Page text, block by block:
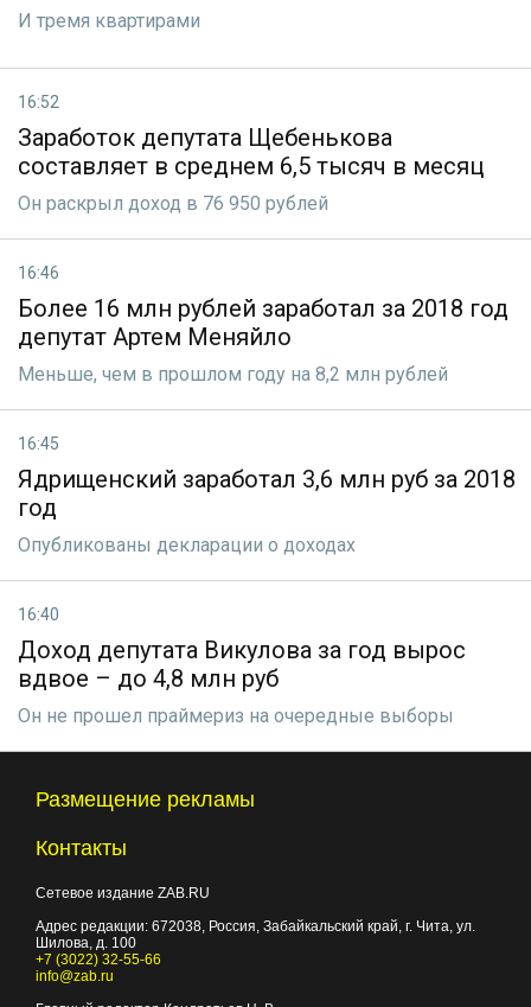
И тремя квартирами
16:52
Заработок депутата Щебенькова
составляет в среднем 6,5 тысяч в месяц
Он раскрыл доход в 76 950 рублей
16:46
Более 16 млн рублей заработал за 2018 год
депутат Артем Меняйло
Меньше, чем в прошлом году на 8,2 млн рублей
16:45
Ядрищенский заработал 3,6 млн руб за 2018
год
Опубликованы декларации о доходах
16:40
Доход депутата Викулова за год вырос
вдвое – до 4,8 млн руб
Он не прошел праймериз на очередные выборы
Размещение рекламы
Контакты
Сетевое издание ZAB.RU
Адрес редакции: 672038, Россия, Забайкальский край, г. Чита, ул.
Шилова, д. 100
+7 (3022) 32-55-66
info@zab.ru